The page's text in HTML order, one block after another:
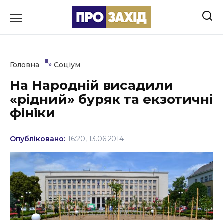
до
Культура
Освіта
Події
Політика
Соціум
Спорт
Головна » Соціум
На Народній висадили
«рідний» буряк та екзотичні
фініки
Опубліковано: 16:20, 13.06.2014